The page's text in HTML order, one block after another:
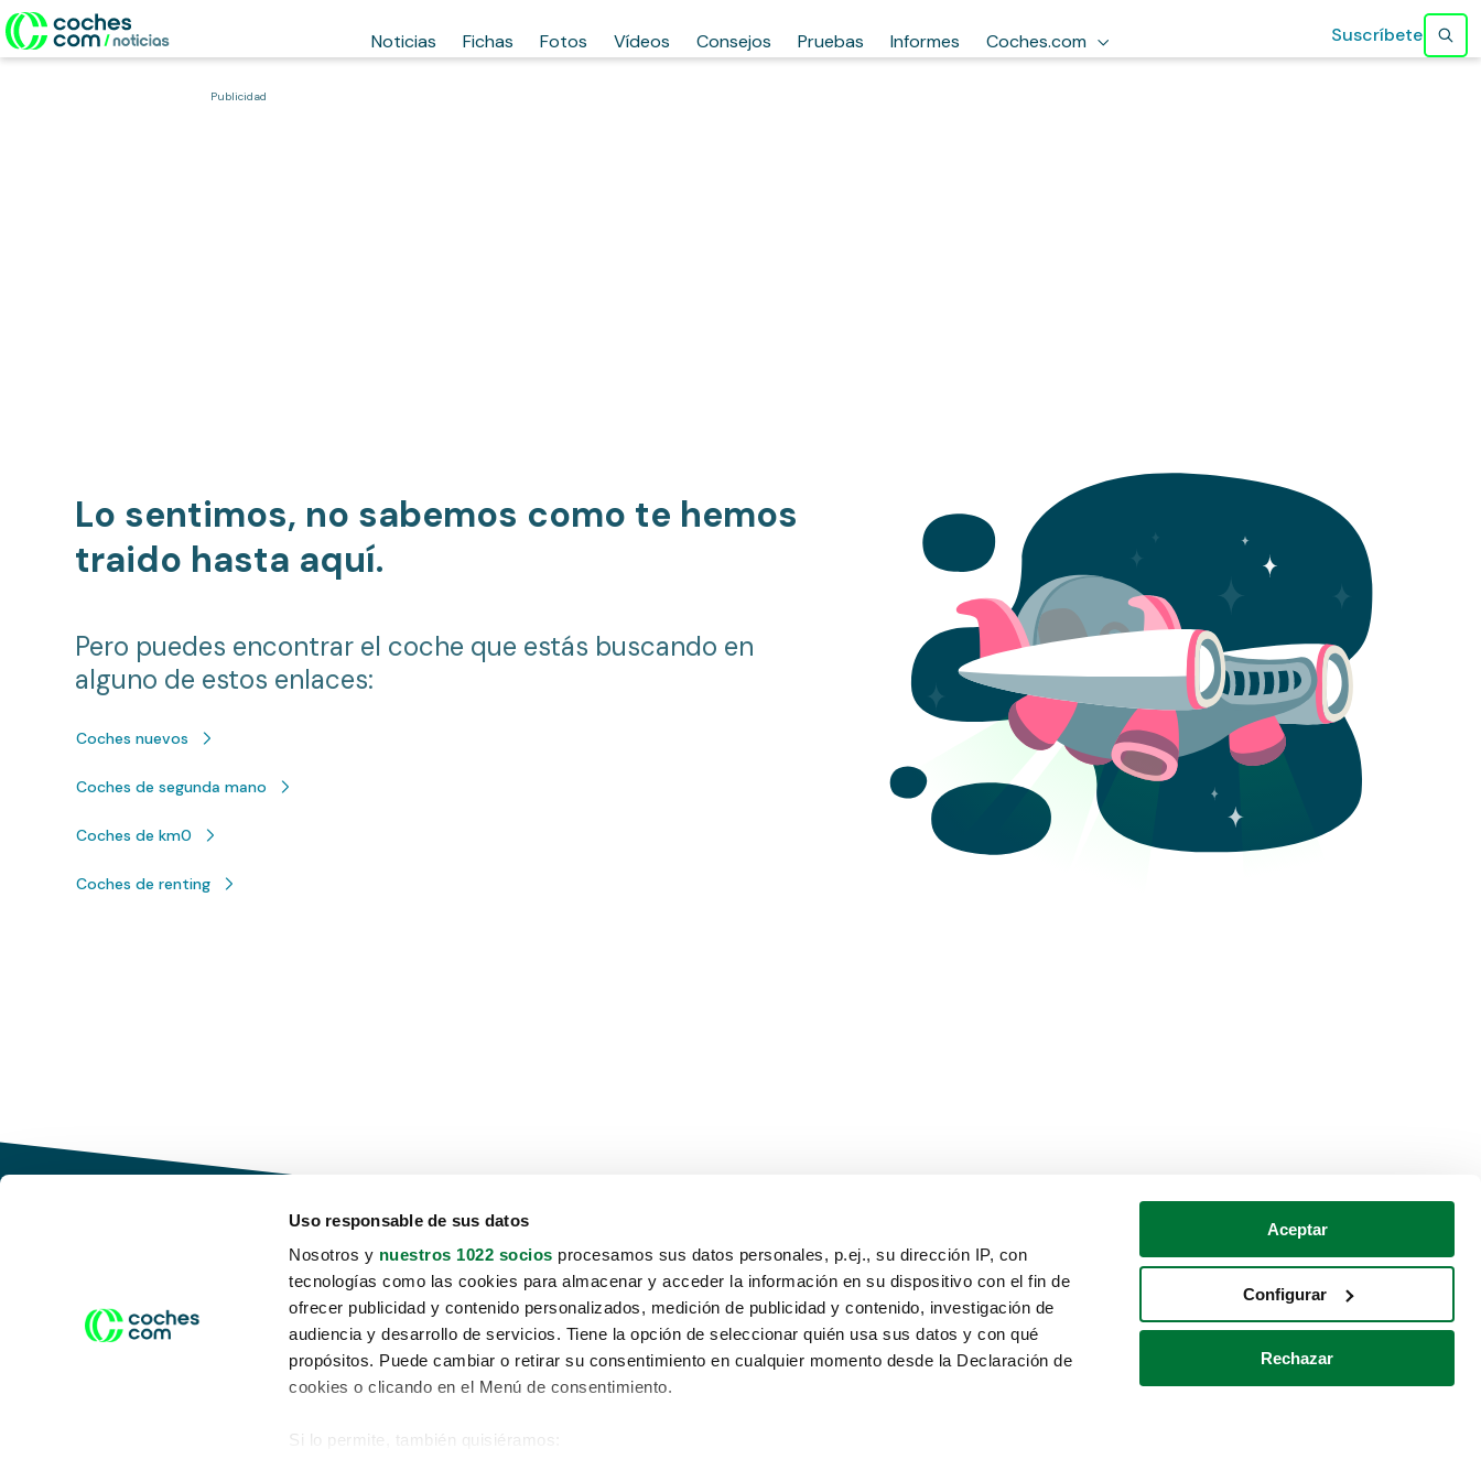
Uso responsable de sus datos
Nosotros y nuestros 1022 socios procesamos sus datos personales, p.ej., su dirección IP, con
tecnologías como las cookies para almacenar y acceder la información en su dispositivo con el fin de
ofrecer publicidad y contenido personalizados, medición de publicidad y contenido, investigación de
audiencia y desarrollo de servicios. Tiene la opción de seleccionar quién usa sus datos y con qué
propósitos. Puede cambiar o retirar su consentimiento en cualquier momento desde la Declaración de
cookies o clicando en el Menú de consentimiento.
Si lo permite, también quisiéramos:
Aceptar
Configurar
Rechazar
Noticias Fichas Fotos Vídeos Consejos Pruebas Informes Coches.com Suscríbete
Publicidad
Lo sentimos, no sabemos como te hemos
traido hasta aquí.
Pero puedes encontrar el coche que estás buscando en
alguno de estos enlaces:
Coches nuevos
Coches de segunda mano
Coches de km0
Coches de renting
Conduce tu futuro,
desata tu movilidad